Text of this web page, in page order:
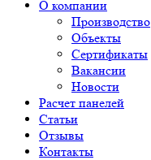
О компании
Производство
Объекты
Сертификаты
Вакансии
Новости
Расчет панелей
Статьи
Отзывы
Контакты